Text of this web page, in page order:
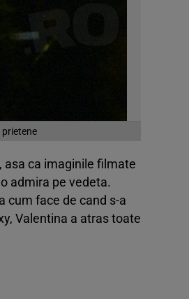
asa ca imaginile filmate
admira pe vedeta.
cum face de cand s-a
Valentina a atras toate